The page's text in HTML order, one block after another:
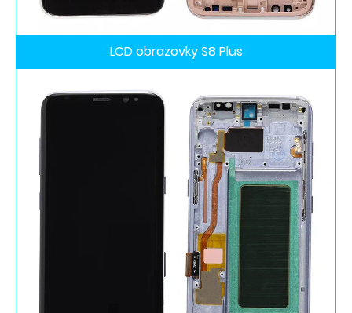
LCD obrazovky S8 Plus